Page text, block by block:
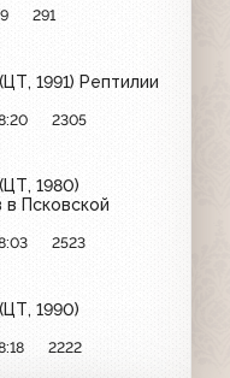
291
1991) Рептилии
2305
1980)
Псковской
2523
1990)
2222